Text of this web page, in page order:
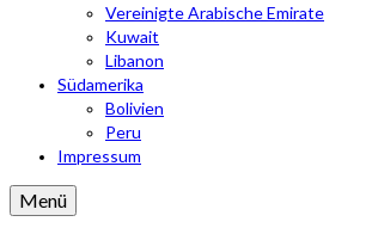
Vereinigte Arabische Emirate
Kuwait
Libanon
Südamerika
Bolivien
Peru
Impressum
Menü